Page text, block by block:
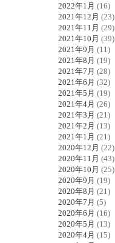
2022年1月 (16)
2021年12月 (23)
2021年11月 (29)
2021年10月 (39)
2021年9月 (11)
2021年8月 (19)
2021年7月 (28)
2021年6月 (32)
2021年5月 (19)
2021年4月 (26)
2021年3月 (21)
2021年2月 (13)
2021年1月 (21)
2020年12月 (22)
2020年11月 (43)
2020年10月 (25)
2020年9月 (19)
2020年8月 (21)
2020年7月 (5)
2020年6月 (16)
2020年5月 (13)
2020年4月 (15)